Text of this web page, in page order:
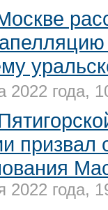
2022 года,
призвал
2022 года,